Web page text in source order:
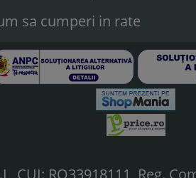
sa cumperi in rate
CUI: RO33918111, Reg.